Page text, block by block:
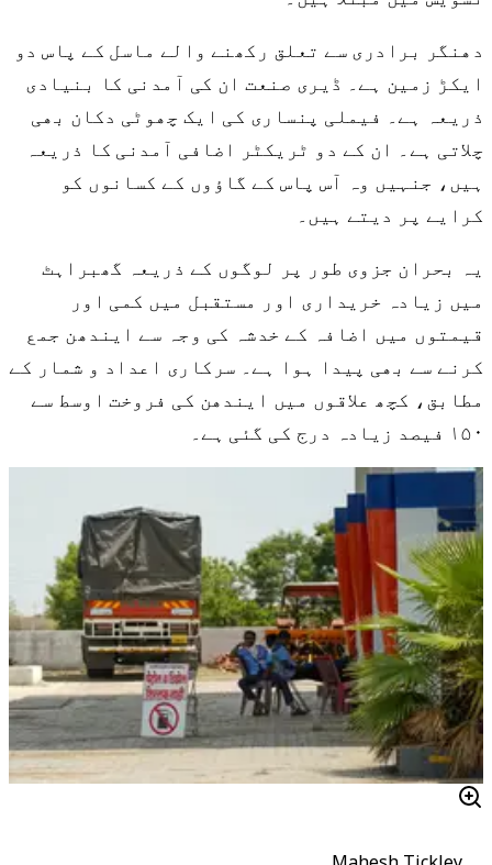
دھنگر برادری سے تعلق رکھنے والے ماسل کے پاس دو
ایکڑ زمین ہے۔ ڈیری صنعت ان کی آمدنی کا بنیادی
ذریعہ ہے۔ فیملی پنساری کی ایک چھوٹی دکان بھی
چلاتی ہے۔ ان کے دو ٹریکٹر اضافی آمدنی کا ذریعہ
ہیں، جنہیں وہ آس پاس کے گاؤوں کے کسانوں کو
کرایے پر دیتے ہیں۔
یہ بحران جزوی طور پر لوگوں کے ذریعہ گھبراہٹ
میں زیادہ خریداری اور مستقبل میں کمی اور
قیمتوں میں اضافہ کے خدشہ کی وجہ سے ایندھن جمع
کرنے سے بھی پیدا ہوا ہے۔ سرکاری اعداد و شمار کے
مطابق، کچھ علاقوں میں ایندھن کی فروخت اوسط سے
۱۵۰ فیصد زیادہ درج کی گئی ہے۔